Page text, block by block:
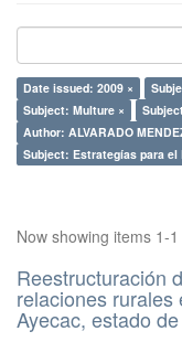
Date issued: 2009 ×
Subject: Multure ×
Author: ALVARADO
Subject: Estrategías para
Now showing items 1-1
Reestructuración
relaciones rurales
Ayecac, estado